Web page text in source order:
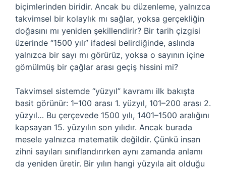
biçimlerinden biridir. Ancak bu düzenleme, yalnızca
takvimsel bir kolaylık mı sağlar, yoksa gerçekliğin
doğasını mı yeniden şekillendirir? Bir tarih çizgisi
üzerinde “1500 yılı” ifadesi belirdiğinde, aslında
yalnızca bir sayı mı görürüz, yoksa o sayının içine
gömülmüş bir çağlar arası geçiş hissini mi?
Takvimsel sistemde “yüzyıl” kavramı ilk bakışta
basit görünür: 1–100 arası 1. yüzyıl, 101–200 arası 2.
yüzyıl… Bu çerçevede 1500 yılı, 1401–1500 aralığını
kapsayan 15. yüzyılın son yılıdır. Ancak burada
mesele yalnızca matematik değildir. Çünkü insan
zihni sayıları sınıflandırırken aynı zamanda anlamı
da yeniden üretir. Bir yılın hangi yüzyıla ait olduğu